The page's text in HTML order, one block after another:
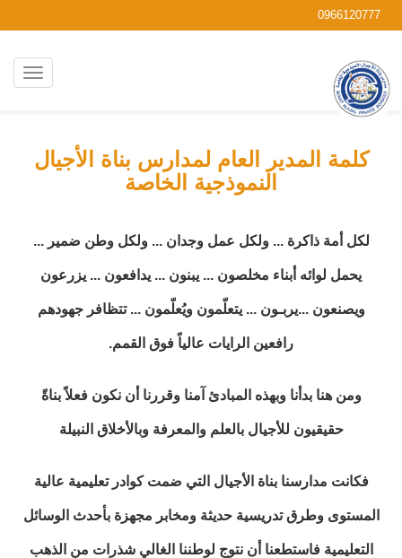
0966120777
كلمة المدير العام لمدارس بناة الأجيال
النموذجية الخاصة
لكل أمة ذاكرة ... ولكل عمل وجدان ... ولكل وطن ضمير ...
يحمل لوائه أبناء مخلصون ... يبنون ... يدافعون ... يزرعون
ويصنعون ...يربـون ... يتعلّمون ويُعلّمون ... تتظافر جهودهم
رافعين الرايات عالياً فوق القمم.
ومن هنا بدأنا وبهذه المبادئ آمنا وقررنا أن نكون فعلاً بناةً
حقيقيون للأجيال بالعلم والمعرفة وبالأخلاق النبيلة
فكانت مدارسنا بناة الأجيال التي ضمت كوادر تعليمية عالية
المستوى وطرق تدريسية حديثة ومخابر مجهزة بأحدث الوسائل
التعليمية فاستطعنا أن نتوج لوطننا الغالي شذرات من الذهب